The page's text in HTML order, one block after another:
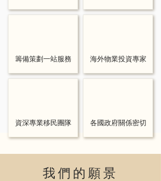
籌備策劃一站服務
資深專業移民團隊
海外物業投資專家
各國政府關係密切
我們的願景